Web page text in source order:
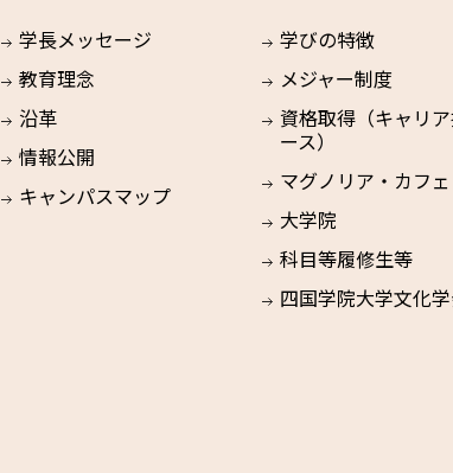
学長メッセージ
教育理念
沿革
情報公開
キャンパスマップ
学びの特徴
メジャー制度
資格取得（キャリ
ース）
マグノリア・カフェ
大学院
科目等履修生等
四国学院大学文化